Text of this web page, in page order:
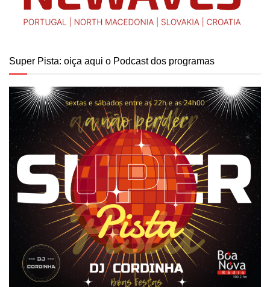
Super Pista: oiça aqui o Podcast dos programas